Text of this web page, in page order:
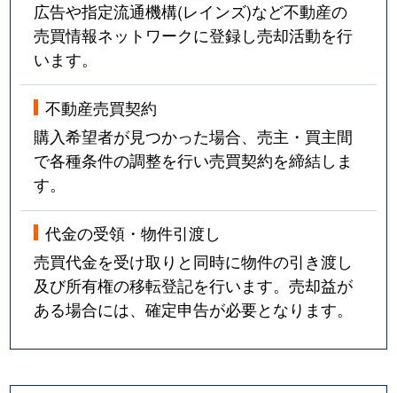
広告や指定流通機構(レインズ)など不動産の
売買情報ネットワークに登録し売却活動を行
います。
不動産売買契約
購入希望者が見つかった場合、売主・買主間
で各種条件の調整を行い売買契約を締結しま
す。
代金の受領・物件引渡し
売買代金を受け取りと同時に物件の引き渡し
及び所有権の移転登記を行います。売却益が
ある場合には、確定申告が必要となります。